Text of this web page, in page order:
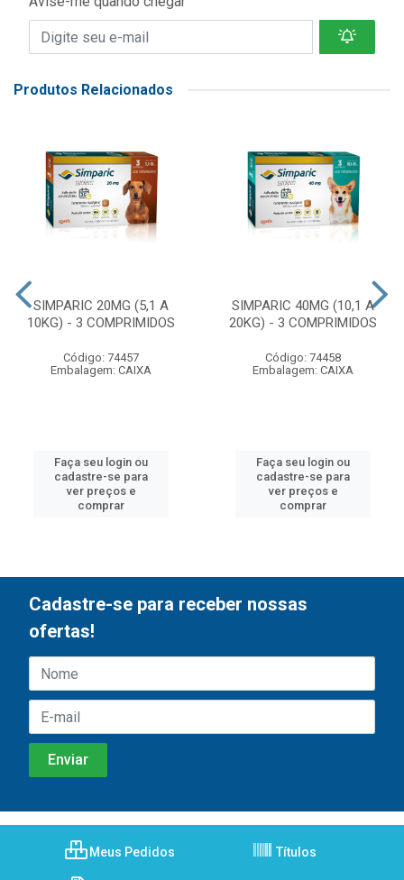
Produtos Relacionados
SIMPARIC 20MG (5,1 A
10KG) - 3 COMPRIMIDOS
Código: 74457
Embalagem: CAIXA
Faça seu login ou
cadastre-se para
ver preços e
comprar
SIMPARIC 40MG (10,1 A
20KG) - 3 COMPRIMIDOS
Código: 74458
Embalagem: CAIXA
Faça seu login ou
cadastre-se para
ver preços e
comprar
Cadastre-se para receber nossas
ofertas!
Meus Pedidos Títulos